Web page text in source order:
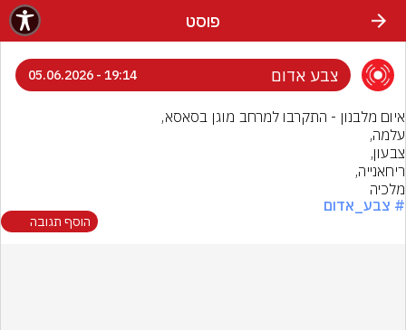
פוסט
צבע אדום 19:14 - 05.06.2026
מלכיה
# צבע_אדום
הוסף תגובה